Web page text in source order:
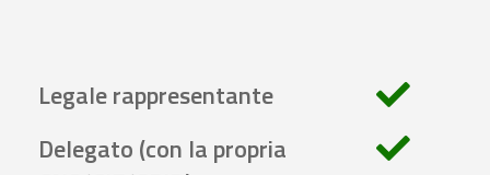
Legale rappresentante
Delegato (con la propria